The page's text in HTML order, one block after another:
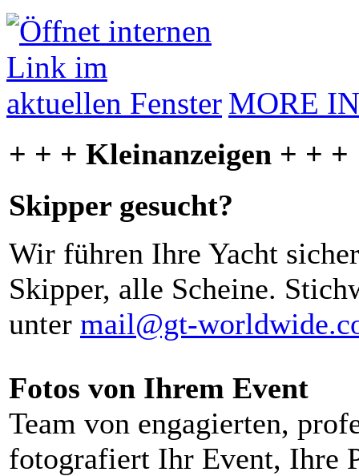
MORE
+ + + Kleinanzeigen + + +
Skipper gesucht?
Wir führen Ihre Yacht
Skipper, alle Scheine.
unter mail@gt-
Fotos von Ihrem Event
Team von engagierten,
fotografiert Ihr Event, Ihre